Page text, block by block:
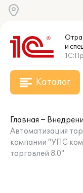
и
Каталог
Главная
Автоматизация
компании "УПС
торговлей 8.0"